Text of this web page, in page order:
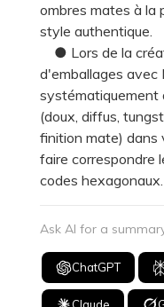
ombres mates à la
style authentique.
● Lors de la
d'emballages avec
systématiquement
(doux, diffus,
finition mate) dans
faire correspondre
codes hexagonaux.
Ask AI for a
ChatGPT
Claude